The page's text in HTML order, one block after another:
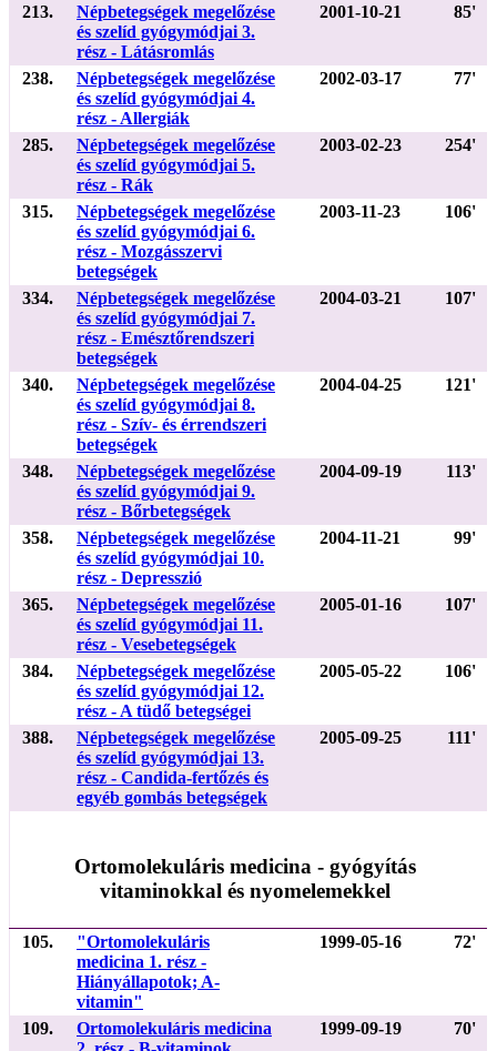
213.
Népbetegségek megelőzése
és szelíd gyógymódjai 3.
rész - Látásromlás
2001-10-21 85'
238.
Népbetegségek megelőzése
és szelíd gyógymódjai 4.
rész - Allergiák
2002-03-17 77'
285.
Népbetegségek megelőzése
és szelíd gyógymódjai 5.
rész - Rák
2003-02-23 254'
315.
Népbetegségek megelőzése
és szelíd gyógymódjai 6.
rész - Mozgásszervi
betegségek
2003-11-23 106'
334.
Népbetegségek megelőzése
és szelíd gyógymódjai 7.
rész - Emésztőrendszeri
betegségek
2004-03-21 107'
340.
Népbetegségek megelőzése
és szelíd gyógymódjai 8.
rész - Szív- és érrendszeri
betegségek
2004-04-25 121'
348.
Népbetegségek megelőzése
és szelíd gyógymódjai 9.
rész - Bőrbetegségek
2004-09-19 113'
358.
Népbetegségek megelőzése
és szelíd gyógymódjai 10.
rész - Depresszió
2004-11-21 99'
365.
Népbetegségek megelőzése
és szelíd gyógymódjai 11.
rész - Vesebetegségek
2005-01-16 107'
384.
Népbetegségek megelőzése
és szelíd gyógymódjai 12.
rész - A tüdő betegségei
2005-05-22 106'
388.
Népbetegségek megelőzése
és szelíd gyógymódjai 13.
rész - Candida-fertőzés és
egyéb gombás betegségek
2005-09-25 111'
Ortomolekuláris medicina - gyógyítás
vitaminokkal és nyomelemekkel
105.
"Ortomolekuláris
medicina 1. rész -
Hiányállapotok; A-
vitamin"
1999-05-16 72'
109.
Ortomolekuláris medicina
1999-09-19 70'